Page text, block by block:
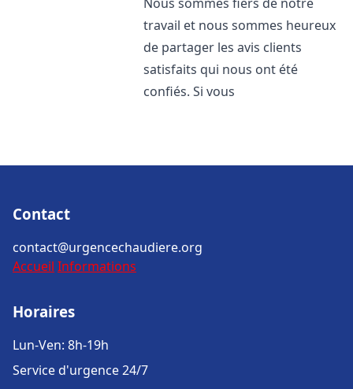
travail et nous sommes heureux
de partager les avis clients
satisfaits qui nous ont été
confiés. Si vous
Contact
contact@urgencechaudiere.org
Accueil Informations
Horaires
Lun-Ven: 8h-19h
Service d'urgence 24/7